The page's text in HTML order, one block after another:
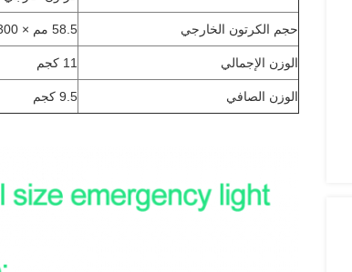
حجم الكرتون الخارجي 58.5 مم × 300 مم × 205 مم
الوزن الإجمالي 11 كجم
الوزن الصافي 9.5 كجم